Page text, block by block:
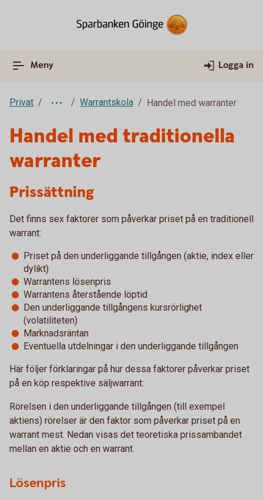
Meny Logga in
Privat Warrantskola Handel med warranter
Handel med traditionella
warranter
Prissättning
Det finns sex faktorer som påverkar priset på en traditionell
warrant:
Priset på den underliggande tillgången (aktie, index eller
dylikt)
Warrantens lösenpris
Warrantens återstående löptid
Den underliggande tillgångens kursrörlighet
(volatiliteten)
Marknadsräntan
Eventuella utdelningar i den underliggande tillgången
Här följer förklaringar på hur dessa faktorer påverkar priset
på en köp respektive säljwarrant:
Rörelsen i den underliggande tillgången (till exempel
aktiens) rörelser är den faktor som påverkar priset på en
warrant mest. Nedan visas det teoretiska prissambandet
mellan en aktie och en warrant.
Lösenpris